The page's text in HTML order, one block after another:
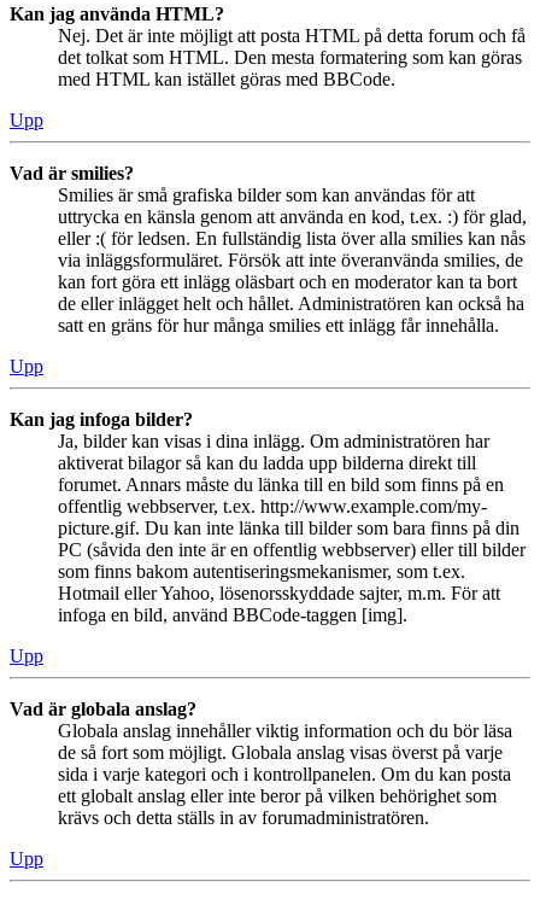
Kan jag använda HTML?
Nej. Det är inte möjligt att posta HTML på detta forum och få
det tolkat som HTML. Den mesta formatering som kan göras
med HTML kan istället göras med BBCode.
Upp
Vad är smilies?
Smilies är små grafiska bilder som kan användas för att
uttrycka en känsla genom att använda en kod, t.ex. :) för glad,
eller :( för ledsen. En fullständig lista över alla smilies kan nås
via inläggsformuläret. Försök att inte överanvända smilies, de
kan fort göra ett inlägg oläsbart och en moderator kan ta bort
de eller inlägget helt och hållet. Administratören kan också ha
satt en gräns för hur många smilies ett inlägg får innehålla.
Upp
Kan jag infoga bilder?
Ja, bilder kan visas i dina inlägg. Om administratören har
aktiverat bilagor så kan du ladda upp bilderna direkt till
forumet. Annars måste du länka till en bild som finns på en
offentlig webbserver, t.ex. http://www.example.com/my-
picture.gif. Du kan inte länka till bilder som bara finns på din
PC (såvida den inte är en offentlig webbserver) eller till bilder
som finns bakom autentiseringsmekanismer, som t.ex.
Hotmail eller Yahoo, lösenorsskyddade sajter, m.m. För att
infoga en bild, använd BBCode-taggen [img].
Upp
Vad är globala anslag?
Globala anslag innehåller viktig information och du bör läsa
de så fort som möjligt. Globala anslag visas överst på varje
sida i varje kategori och i kontrollpanelen. Om du kan posta
ett globalt anslag eller inte beror på vilken behörighet som
krävs och detta ställs in av forumadministratören.
Upp